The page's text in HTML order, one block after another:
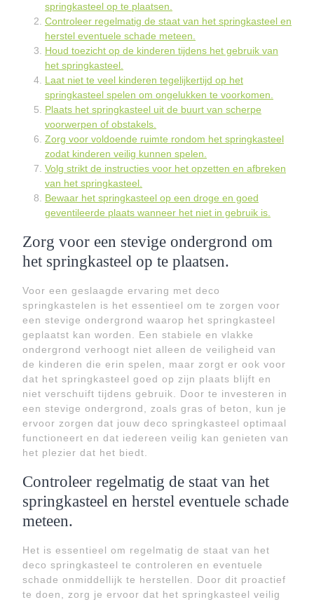
springkasteel op te plaatsen.
Controleer regelmatig de staat van het springkasteel en
herstel eventuele schade meteen.
Houd toezicht op de kinderen tijdens het gebruik van
het springkasteel.
Laat niet te veel kinderen tegelijkertijd op het
springkasteel spelen om ongelukken te voorkomen.
Plaats het springkasteel uit de buurt van scherpe
voorwerpen of obstakels.
Zorg voor voldoende ruimte rondom het springkasteel
zodat kinderen veilig kunnen spelen.
Volg strikt de instructies voor het opzetten en afbreken
van het springkasteel.
Bewaar het springkasteel op een droge en goed
geventileerde plaats wanneer het niet in gebruik is.
Zorg voor een stevige ondergrond om
het springkasteel op te plaatsen.
Voor een geslaagde ervaring met deco
springkastelen is het essentieel om te zorgen voor
een stevige ondergrond waarop het springkasteel
geplaatst kan worden. Een stabiele en vlakke
ondergrond verhoogt niet alleen de veiligheid van
de kinderen die erin spelen, maar zorgt er ook voor
dat het springkasteel goed op zijn plaats blijft en
niet verschuift tijdens gebruik. Door te investeren in
een stevige ondergrond, zoals gras of beton, kun je
ervoor zorgen dat jouw deco springkasteel optimaal
functioneert en dat iedereen veilig kan genieten van
het plezier dat het biedt.
Controleer regelmatig de staat van het
springkasteel en herstel eventuele schade
meteen.
Het is essentieel om regelmatig de staat van het
deco springkasteel te controleren en eventuele
schade onmiddellijk te herstellen. Door dit proactief
te doen, zorg je ervoor dat het springkasteel veilig